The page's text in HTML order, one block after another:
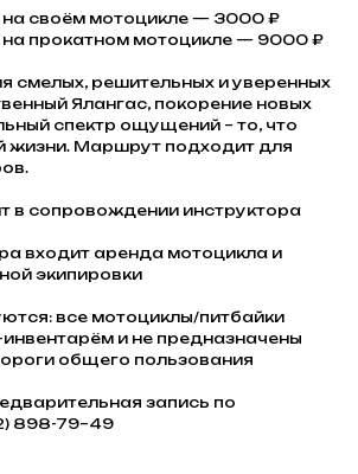
на своём мотоцикле — 3000 ₽
на прокатном мотоцикле — 9000 ₽
смелых, решительных и уверенных
Ялангас, покорение новых
спектр ощущений – то, что
жизни. Маршрут подходит для
в сопровождении инструктора
входит аренда мотоцикла и
экипировки
все мотоциклы/питбайки
и не предназначены
общего пользования
запись по
898-79–49